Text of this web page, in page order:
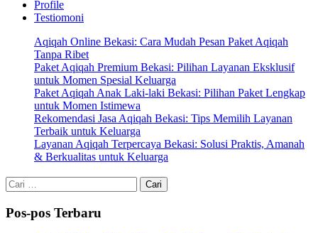
Profile
Testiomoni
Aqiqah Online Bekasi: Cara Mudah Pesan Paket Aqiqah
Tanpa Ribet
Paket Aqiqah Premium Bekasi: Pilihan Layanan Eksklusif
untuk Momen Spesial Keluarga
Paket Aqiqah Anak Laki-laki Bekasi: Pilihan Paket Lengkap
untuk Momen Istimewa
Rekomendasi Jasa Aqiqah Bekasi: Tips Memilih Layanan
Terbaik untuk Keluarga
Layanan Aqiqah Terpercaya Bekasi: Solusi Praktis, Amanah
& Berkualitas untuk Keluarga
Cari
untuk:
Pos-pos Terbaru